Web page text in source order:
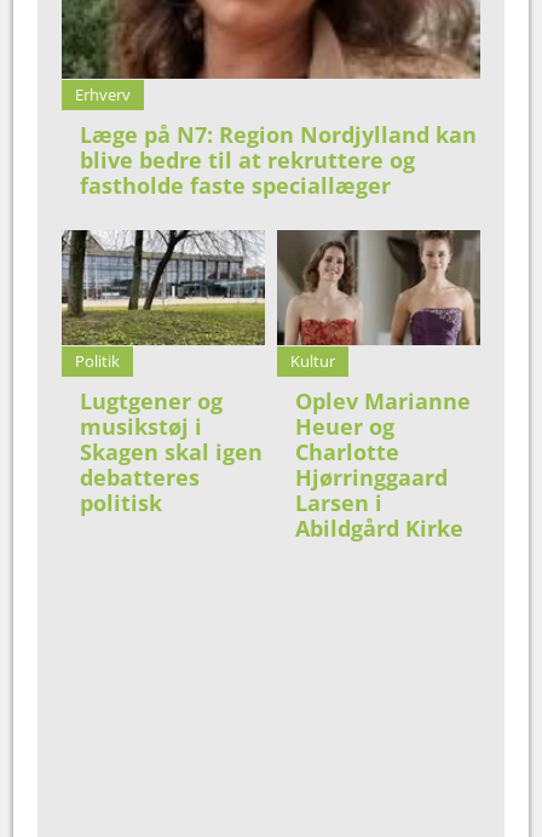
Erhverv
Læge på N7: Region Nordjylland kan
blive bedre til at rekruttere og
fastholde faste speciallæger
Politik
Lugtgener og
musikstøj i
Skagen skal igen
debatteres
politisk
Kultur
Oplev Marianne
Heuer og
Charlotte
Hjørringgaard
Larsen i
Abildgård Kirke